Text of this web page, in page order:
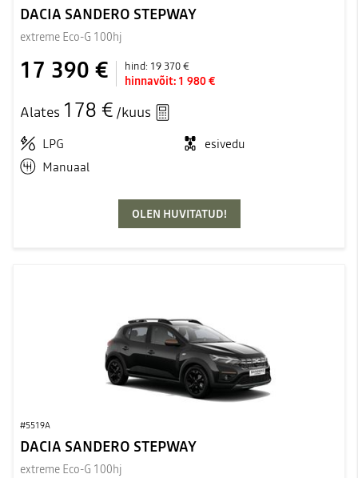
DACIA SANDERO STEPWAY
extreme Eco-G 100hj
17 390 € hind: 19 370 €
hinnavõit: 1 980 €
Alates 178 € /kuus
LPG
esivedu
Manuaal
OLEN HUVITATUD!
#5519A
DACIA SANDERO STEPWAY
extreme Eco-G 100hj